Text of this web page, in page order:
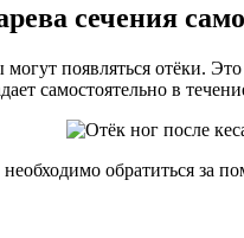
сечения
появляться отёки.
самостоятельно в
обратиться за